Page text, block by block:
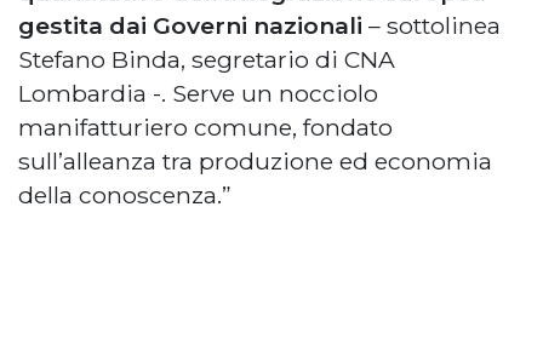
gestita dai Governi nazionali – sottolinea
Stefano Binda, segretario di CNA
Lombardia -. Serve un nocciolo
manifatturiero comune, fondato
sull’alleanza tra produzione ed economia
della conoscenza.”